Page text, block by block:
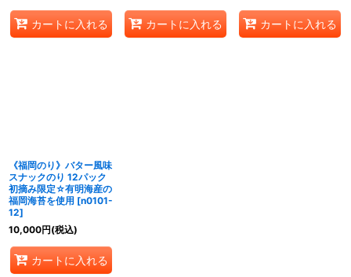
カートに入れる カートに入れる カートに入れる
《福岡のり》バター風味
スナックのり 12パック
初摘み限定☆有明海産の
福岡海苔を使用 [n0101-
12]
10,000円(税込)
カートに入れる